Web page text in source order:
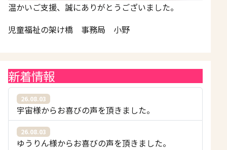
温かいご支援、誠にありがとうございました。
児童福祉の架け橋 事務局 小野
新着情報
26.08.03
宇宙様からお喜びの声を頂きました。
26.08.03
ゆうりん様からお喜びの声を頂きました。